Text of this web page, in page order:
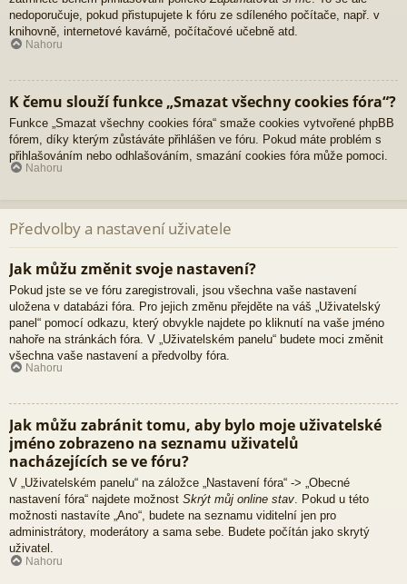
nedoporučuje, pokud přistupujete k fóru ze sdíleného počítače, např. v
knihovně, internetové kavárně, počítačové učebně atd.
Nahoru
K čemu slouží funkce „Smazat všechny cookies fóra“?
Funkce „Smazat všechny cookies fóra“ smaže cookies vytvořené phpBB
fórem, díky kterým zůstáváte přihlášen ve fóru. Pokud máte problém s
přihlašováním nebo odhlašováním, smazání cookies fóra může pomoci.
Nahoru
Předvolby a nastavení uživatele
Jak můžu změnit svoje nastavení?
Pokud jste se ve fóru zaregistrovali, jsou všechna vaše nastavení
uložena v databázi fóra. Pro jejich změnu přejděte na váš „Uživatelský
panel“ pomocí odkazu, který obvykle najdete po kliknutí na vaše jméno
nahoře na stránkách fóra. V „Uživatelském panelu“ budete moci změnit
všechna vaše nastavení a předvolby fóra.
Nahoru
Jak můžu zabránit tomu, aby bylo moje uživatelské
jméno zobrazeno na seznamu uživatelů
nacházejících se ve fóru?
V „Uživatelském panelu“ na záložce „Nastavení fóra“ -> „Obecné
nastavení fóra“ najdete možnost Skrýt můj online stav. Pokud u této
možnosti nastavíte „Ano“, budete na seznamu viditelní jen pro
administrátory, moderátory a sama sebe. Budete počítán jako skrytý
uživatel.
Nahoru